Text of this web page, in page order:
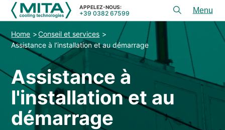
APPELEZ-NOUS:
+39 0382 67599
menu
PRODUITS
APPLICATIONS
CONSEIL ET SERVICES
SERVICE
RESSOURCES
Home
Conseil et services
Assistance à l’installation et au démarrage
Assistance à
l'installation et au
démarrage